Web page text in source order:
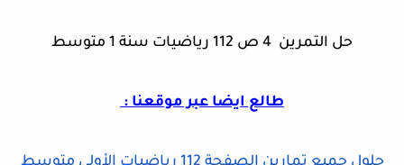
حل التمرين 4 ص 112 رياضيات سنة 1 متوسط
طالع ايضا عبر موقعنا :